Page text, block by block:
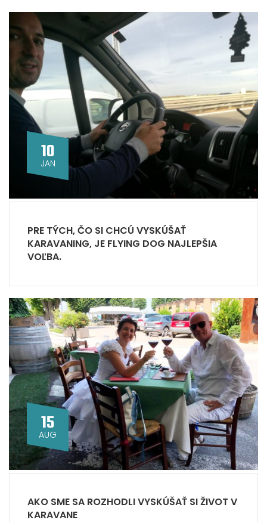
10
JAN
PRE TÝCH, ČO SI CHCÚ VYSKÚŠAŤ
KARAVANING, JE FLYING DOG NAJLEPŠIA
VOĽBA.
15
AUG
AKO SME SA ROZHODLI VYSKÚŠAŤ SI ŽIVOT V
KARAVANE